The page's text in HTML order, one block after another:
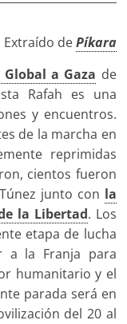
Extraído dePíkara
a Gaza de
Rafah es una
y encuentros.
de la marcha en
reprimidas
cientos fueron
junto con la
la Libertad. Los
etapa de lucha
a la Franja para
humanitario y el
parada será en
del 20 al